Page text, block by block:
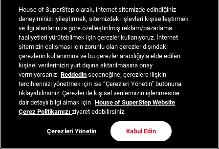
House of SuperStep olarak, internet sitemizde edindiğiniz
deneyiminizi iyileştirmek, sitemizdeki işlevleri kişiselleştirmek
ve ilgi alanlarınıza göre özelleştirilmiş reklam/pazarlama
faaliyetleri yürütebilmek için çerezler kullanıyoruz. İnternet
sitemizin çalışması için zorunlu olan çerezler dışındaki
çerezlerin kullanımına ve bu çerezler aracılığıyla elde edilen
kişisel verilerinizin yurt dışına aktarılmasına onay
vermiyorsanız Reddedin seçeneğine; çerezlere ilişkin
tercihlerinizi yönetmek için ise “Çerezleri Yönetin” butonuna
tıklayabilirsiniz. Çerezler ile kişisel verilerinizin işlenmesine
dair detaylı bilgi almak için House of SuperStep Website
Çerez Politikamızıziyaret edebilirsiniz.
Çerezleri Yönetin Kabul Edin